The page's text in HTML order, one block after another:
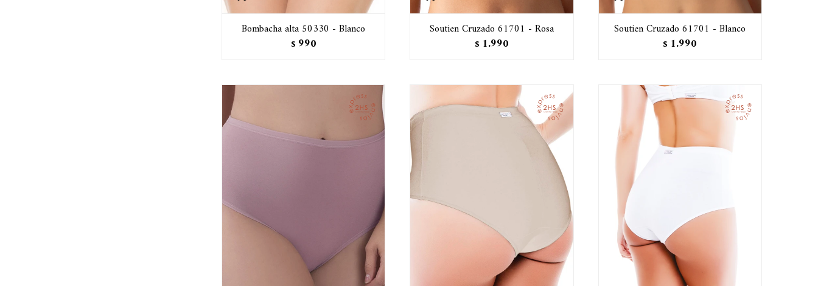
Bombacha alta 50330 - Blanco
$ 990
Soutien Cruzado 61701 - Rosa
$ 1.990
Soutien Cruzado 61701 - Blanco
$ 1.990